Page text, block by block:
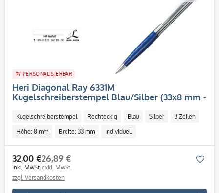
PERSONALISIERBAR
Heri Diagonal Ray 6331M
Kugelschreiberstempel Blau/Silber (33x8 mm -
Kugelschreiberstempel Rechteckig Blau Silber 3 Zeilen
Höhe: 8 mm Breite: 33 mm Individuell
32,00 €
inkl. MwSt.
26,89 €
exkl. MwSt.
zzgl. Versandkosten